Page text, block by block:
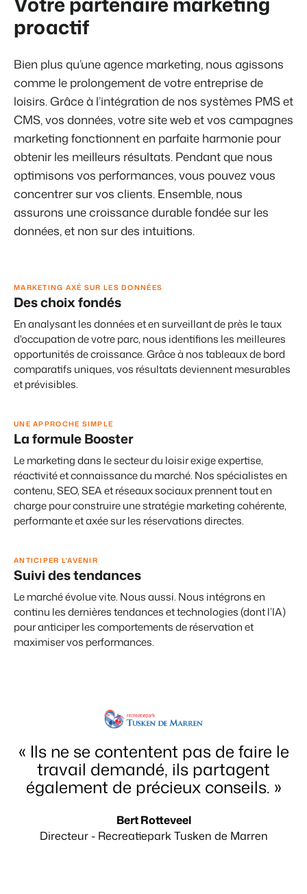
Attirez des prospects pour la vente de vos biens locatifs.
Accueillez vos clients dans leur langue.
Marketing
Marketing en ligne
La puissante alliance entre stratégie de marque et marketing de
performance
Marketing Immobilier
Votre projet est vendu en un rien de temps
Booking Analytics
Présentation de Booking Experts
Découvrez les possibilités infinies de la plateforme Booking
Découvrez les avantages de Booking Experts pour un parc
de vacances
Découvrez les avantages de Booking Experts pour un
groupe
Événements
Faites notre connaissance lors de différents événements
La confiance chez Booking Experts
À propos de nous
Service client
Obtenez des réponses á vos questions.
Emplois / Carrièrres
Trouvez votre nouveau job de rêve !
Contact
À propos de nous
Découvrez les personnes derrière de Booking Experts
proactif
Bien plus qu’une agence marketing, nous agissons
comme le prolongement de votre entreprise de
loisirs. Grâce à l’intégration de nos systèmes PMS et
CMS, vos données, votre site web et vos campagnes
marketing fonctionnent en parfaite harmonie pour
obtenir les meilleurs résultats. Pendant que nous
optimisons vos performances, vous pouvez vous
concentrer sur vos clients. Ensemble, nous
assurons une croissance durable fondée sur les
données, et non sur des intuitions.
MARKETING AXÉ SUR LES DONNÉES
Des choix fondés
En analysant les données et en surveillant de près le taux
d'occupation de votre parc, nous identifions les meilleures
opportunités de croissance. Grâce à nos tableaux de bord
comparatifs uniques, vos résultats deviennent mesurables
et prévisibles.
UNE APPROCHE SIMPLE
La formule Booster
Le marketing dans le secteur du loisir exige expertise,
réactivité et connaissance du marché. Nos spécialistes en
contenu, SEO, SEA et réseaux sociaux prennent tout en
charge pour construire une stratégie marketing cohérente,
performante et axée sur les réservations directes.
ANTICIPER L'AVENIR
Suivi des tendances
Le marché évolue vite. Nous aussi. Nous intégrons en
continu les dernières tendances et technologies (dont l’IA)
pour anticiper les comportements de réservation et
maximiser vos performances.
« Ils ne se contentent pas de faire le
travail demandé, ils partagent
également de précieux conseils. »
Bert Rotteveel
Directeur - Recreatiepark Tusken de Marren